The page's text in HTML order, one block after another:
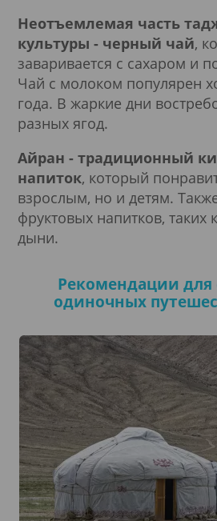
Неотъемлемая часть
культуры - черный чай,
заваривается с сахаром и
Чай с молоком популярен
года. В жаркие дни
разных ягод.
Айран - традиционный
напиток, который
взрослым, но и детям.
фруктовых напитков, таких
дыни.
Рекомендации
одиночных